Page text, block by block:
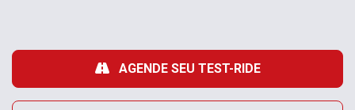
AGENDE SEU TEST-RIDE